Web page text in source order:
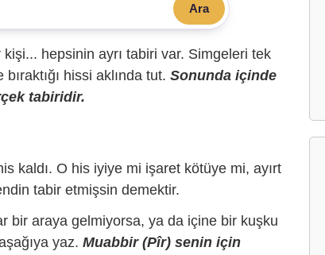
Ara
hepsinin ayrı tabiri var. Simgeleri tek
hissi aklında tut. Sonunda içinde
tabiridir.
kaldı. O his iyiye mi işaret kötüye mi, ayırt
tabir etmişsin demektir.
bir araya gelmiyorsa, ya da içine bir kuşku
yaz. Muabbir (Pîr) senin için